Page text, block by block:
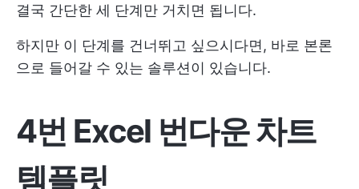
결국 간단한 세 단계만 거치면 됩니다.
하지만 이 단계를 건너뛰고 싶으시다면, 바로 본론
으로 들어갈 수 있는 솔루션이 있습니다.
4번 Excel 번다운 차트
템플릿